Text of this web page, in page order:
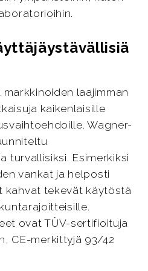
laajimman
kaikenlaisille
Wagner-
turvallisiksi. Esimerkiksi
vankat ja helposti
kahvat tekevät käytöstä
ovat TÜV-sertifioituja
CE-merkittyjä 93/42